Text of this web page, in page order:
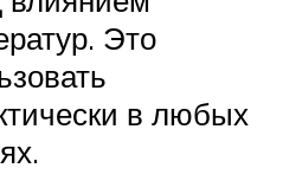
Это
в любых